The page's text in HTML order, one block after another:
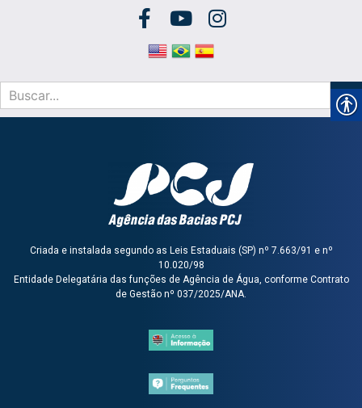
Criada e instalada segundo as Leis Estaduais (SP) nº 7.663/91 e nº
10.020/98
Entidade Delegatária das funções de Agência de Água, conforme Contrato
de Gestão nº 037/2025/ANA.